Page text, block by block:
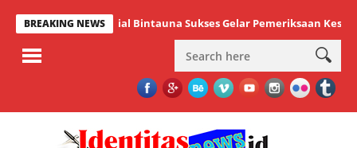
BREAKING NEWS
Milenial Bintauna Sukses Gelar Pemeriksaan Kesehatan